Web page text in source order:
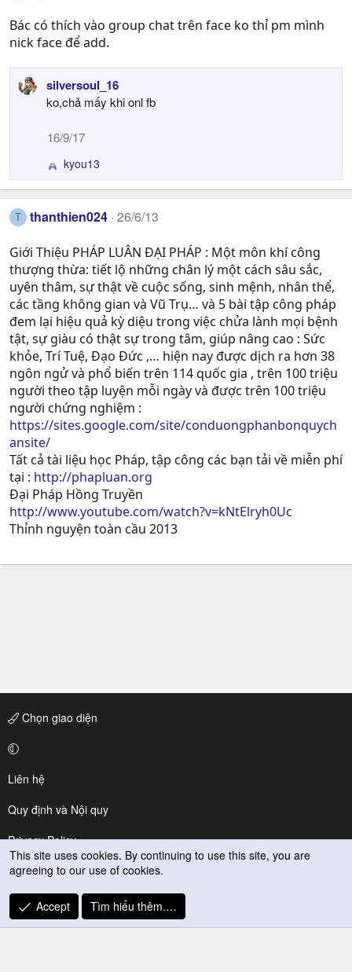
Bác có thích vào group chat trên face ko thỉ pm mình
nick face để add.
silversoul_16
ko,chả mấy khi onl fb
16/9/17
R
e
a
c
o
n
s
:
kyou13
T thanthien024 26/6/13
Giới Thiệu PHÁP LUÂN ĐẠI PHÁP : Một môn khí công
thượng thừa: tiết lộ những chân lý một cách sâu sắc,
uyên thâm, sự thật về cuộc sống, sinh mệnh, nhân thể,
các tầng không gian và Vũ Trụ… và 5 bài tập công pháp
đem lại hiệu quả kỳ diệu trong việc chửa lành mọi bệnh
tật, sự giàu có thật sự trong tâm, giúp nâng cao : Sức
khỏe, Trí Tuệ, Ðạo Ðức ,… hiện nay được dịch ra hơn 38
ngôn ngử và phổ biến trên 114 quốc gia , trên 100 triệu
người theo tập luyện mỗi ngày và được trên 100 triệu
người chứng nghiệm :
https://sites.google.com/site/conduongphanbonquych
ansite/
Tất cả tài liệu học Pháp, tập công các bạn tải về miễn phí
tại : http://phapluan.org
Đại Pháp Hồng Truyền
http://www.youtube.com/watch?v=kNtElryh0Uc
Thỉnh nguyện toàn cầu 2013
Chọn giao diện
Liên hệ
Quy định và Nội quy
Privacy Policy
Trợ giúp
R
S
This site uses cookies. By continuing to use this site, you are
agreeing to our use of cookies.
Accept Tìm hiểu thêm.…